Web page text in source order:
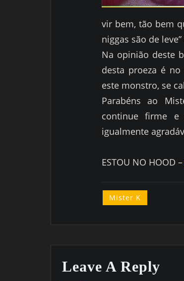
vir bem, tão bem
niggas são de
Na opinião deste
desta proeza é
este monstro, se
Parabéns ao
continue firme
igualmente
ESTOU NO HOOD –
Mister K
Leave A Reply